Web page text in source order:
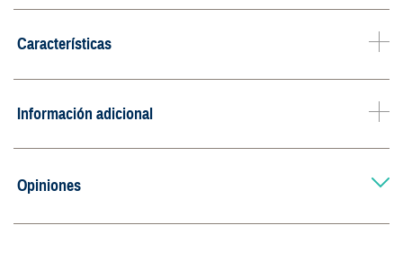
Características
Información adicional
Opiniones